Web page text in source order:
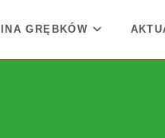
GRĘBKÓW